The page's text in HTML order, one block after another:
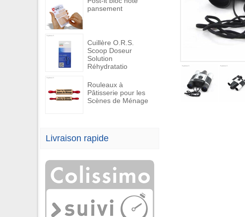
pansement
Cuillère O.R.S.
Scoop Doseur
Solution
Réhydratatio
Rouleaux à
Pâtisserie pour les
Scènes de Ménage
Livraison rapide